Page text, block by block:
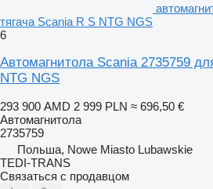
тягача Scania R S NTG NGS
6
Автомагнитола Scania 2735759
NTG NGS
293 900 AMD 2 999 PLN ≈ 696,50 €
Автомагнитола
2735759
Польша, Nowe Miasto Lubawskie
TEDI-TRANS
Связаться с продавцом